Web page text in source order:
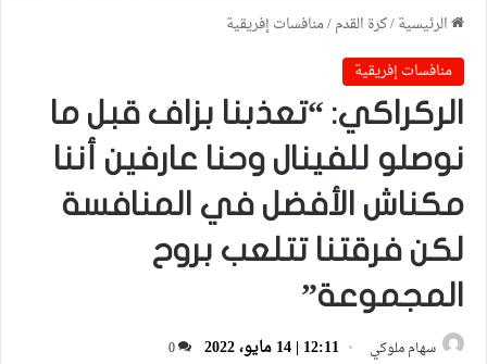
الرئيسية/كرة القدم/منافسات إفريقية
منافسات إفريقية
الركراكي: “تعذبنا بزاف قبل ما
نوصلو للفينال وحنا عارفين أننا
مكناش الأفضل في المنافسة
لكن فرقتنا تتلعب بروح
المجموعة”
سهام ملوكي 12:11 | 14 مايو، 2022 0